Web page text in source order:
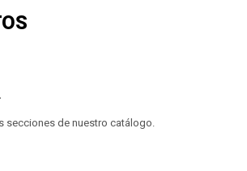
secciones de nuestro catálogo.